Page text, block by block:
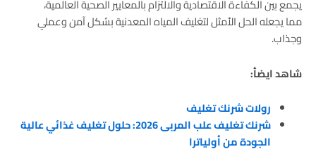
يجمع بين الكفاءة الاقتصادية والالتزام بالمعايير الصحية العالمية،
مما يجعله الحل الأمثل لتغليف المياه المعدنية بشكل آمن وعملي
وجذاب.
شاهد ايضأ:
رولات شرنك تغليف
شرنك تغليف علب المربى 2026: حلول تغليف غذائي عالية
الجودة من أولياترا